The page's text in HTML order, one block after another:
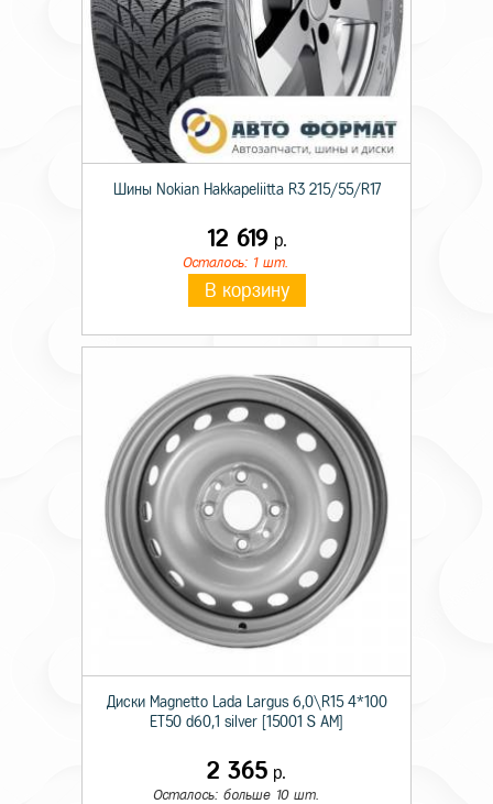
Шины Nokian Hakkapeliitta R3 215/55/R17
12 619р.
Осталось: 1 шт.
В корзину
Диски Magnetto Lada Largus 6,0\R15 4*100
ET50 d60,1 silver [15001 S AM]
2 365 р.
Осталось: больше 10 шт.